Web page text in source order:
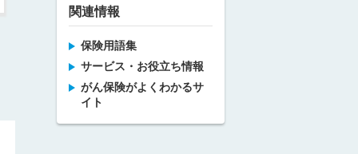
関連情報
保険用語集
サービス・お役立ち情報
がん保険がよくわかるサ
イト